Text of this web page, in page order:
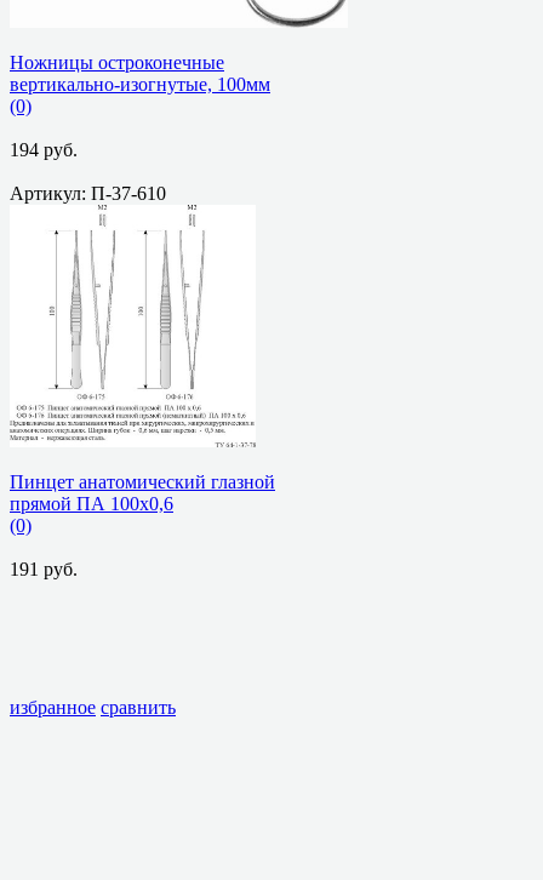
избранное сравнить
Ножницы остроконечные
вертикально-изогнутые, 100мм
(0)
194 руб.
Артикул: П-37-610
избранное сравнить
Пинцет анатомический глазной
прямой ПА 100x0,6
(0)
191 руб.